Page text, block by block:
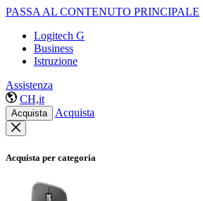
PASSA AL CONTENUTO PRINCIPALE
Logitech G
Business
Istruzione
Assistenza
CH,it
Acquista Acquista
Acquista per categoria